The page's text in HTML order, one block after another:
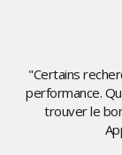
"Certains
performance.
trouver le